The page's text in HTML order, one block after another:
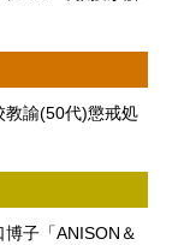
諭(50代)懲戒処
子「ANISON＆